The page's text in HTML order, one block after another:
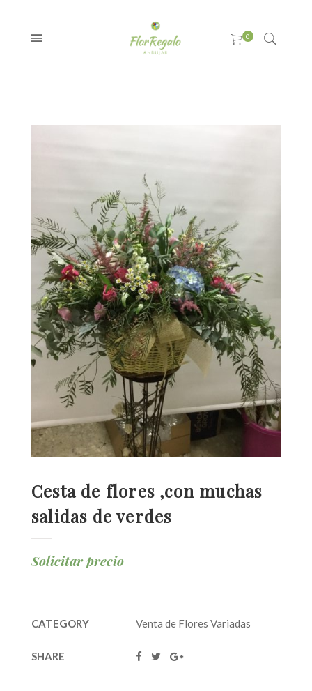
Cesta de flores ,con muchas
salidas de verdes
Solicitar precio
CATEGORY Venta de Flores Variadas
SHARE